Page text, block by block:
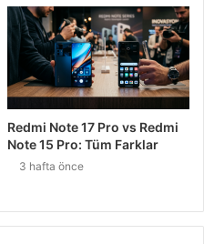
Redmi Note 17 Pro vs Redmi
Note 15 Pro: Tüm Farklar
3 hafta önce